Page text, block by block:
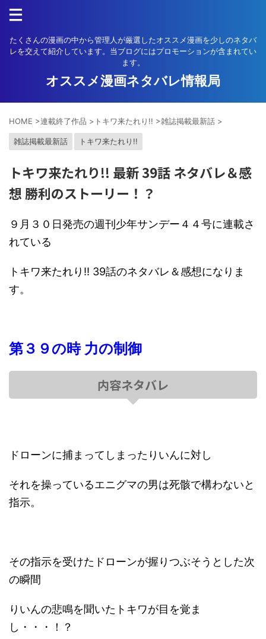
たくさんの漫画の中から管理人が厳選したオススメ漫画を少しのネタバ
レを交えて紹介しています。当ブログにはプロモーションが含まれてい
ます。
オススメ漫画ネタバレ情報局
HOME >連載終了作品 > トキワ来たれり!! >雑誌掲載最新話 >
雑誌掲載最新話 トキワ来たれり!!
トキワ来たれり!! 最新 39話 ネタバレ＆感
想 勝利のストーリー！？
９月３０日発売の週刊少年サンデー４４号に連載さ
れている
トキワ来たれり!! 39話のネタバレ＆感想になりま
す。
第３９の時 力の制御
内容ネタバレ
ドローンに捕まってしまったりいんに対し
それを操っているエニグマの男は死骸で構わないと
指示。
その指示を受けたドローンが握りつぶそうとした次
の瞬間
りいんの悲鳴を聞いたトキワが目を覚ま
し・・・！？